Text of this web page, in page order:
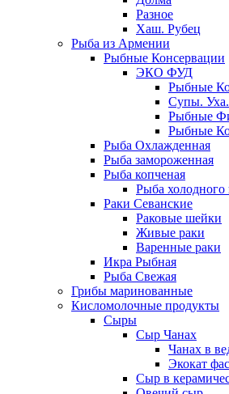
Разное
Хаш. Рубец
Рыба из Армении
Рыбные Консервации
ЭКО ФУД
Рыбные
Супы.
Рыбные
Рыбные
Рыба Охлажденная
Рыба замороженная
Рыба копченая
Рыба холодного
Раки Севанские
Раковые шейки
Живые раки
Варенные раки
Икра Рыбная
Рыба Свежая
Грибы маринованные
Кисломолочные продукты
Сыры
Сыр Чанах
Чанах в
Экокат
Сыр в